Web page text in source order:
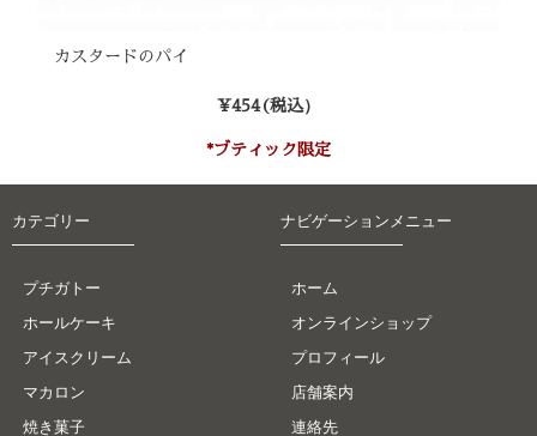
カスタードのパイ
¥454(税込）
*ブティック限定
カテゴリー
プチガトー
ホールケーキ
アイスクリーム
マカロン
焼き菓子
ナビゲーションメニュー
ホーム
オンラインショップ
プロフィール
店舗案内
連絡先